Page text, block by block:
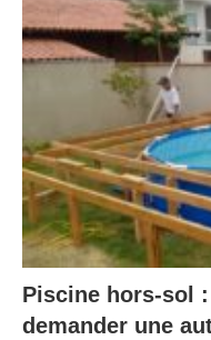
Piscine hors-sol
demander une